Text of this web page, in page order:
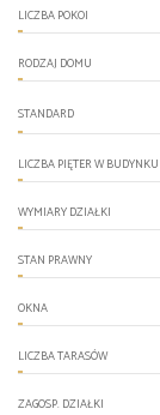
LICZBA POKOI
RODZAJ DOMU
STANDARD
LICZBA PIĘTER W BUDYNKU
WYMIARY DZIAŁKI
STAN PRAWNY
OKNA
LICZBA TARASÓW
ZAGOSP. DZIAŁKI